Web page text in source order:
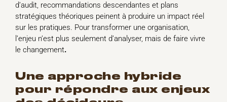
d’audit, recommandations descendantes et plans
stratégiques théoriques peinent à produire un impact réel
sur les pratiques. Pour transformer une organisation,
l’enjeu n’est plus seulement d’analyser, mais de faire vivre
le changement.
une approche hybride
pour répondre aux enjeux